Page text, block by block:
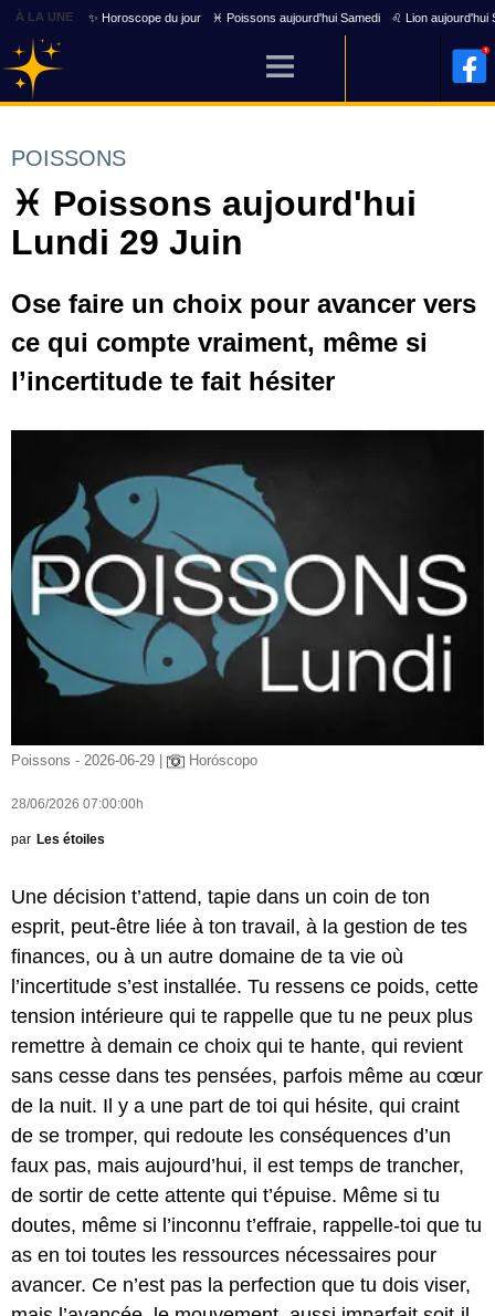
À LA UNE ✨ Horoscope du jour ♓ Poissons aujourd'hui Samedi ♌ Lion aujourd'hui
POISSONS
♓ Poissons aujourd'hui
Lundi 29 Juin
Ose faire un choix pour avancer vers
ce qui compte vraiment, même si
l’incertitude te fait hésiter
Poissons - 2026-06-29 | Horóscopo
28/06/2026 07:00:00h
par Les étoiles
Une décision t’attend, tapie dans un coin de ton
esprit, peut-être liée à ton travail, à la gestion de tes
finances, ou à un autre domaine de ta vie où
l’incertitude s’est installée. Tu ressens ce poids, cette
tension intérieure qui te rappelle que tu ne peux plus
remettre à demain ce choix qui te hante, qui revient
sans cesse dans tes pensées, parfois même au cœur
de la nuit. Il y a une part de toi qui hésite, qui craint
de se tromper, qui redoute les conséquences d’un
faux pas, mais aujourd’hui, il est temps de trancher,
de sortir de cette attente qui t’épuise. Même si tu
doutes, même si l’inconnu t’effraie, rappelle-toi que tu
as en toi toutes les ressources nécessaires pour
avancer. Ce n’est pas la perfection que tu dois viser,